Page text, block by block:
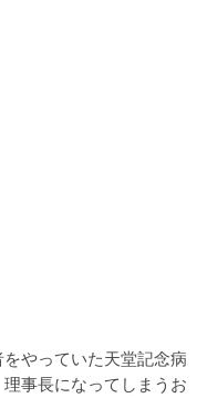
やっていた天堂記念病
事長になってしまうお